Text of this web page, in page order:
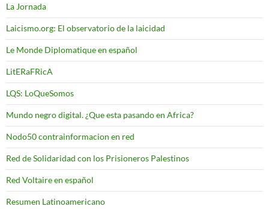
La Jornada
Laicismo.org: El observatorio de la laicidad
Le Monde Diplomatique en español
LitERaFRicA
LQS: LoQueSomos
Mundo negro digital. ¿Que esta pasando en Africa?
Nodo50 contrainformacion en red
Red de Solidaridad con los Prisioneros Palestinos
Red Voltaire en español
Resumen Latinoamericano